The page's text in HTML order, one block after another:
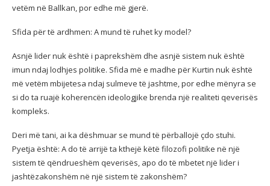
vetëm në Ballkan, por edhe më gjerë.
Sfida për të ardhmen: A mund të ruhet ky model?
Asnjë lider nuk është i paprekshëm dhe asnjë sistem nuk është
imun ndaj lodhjes politike. Sfida më e madhe për Kurtin nuk është
më vetëm mbijetesa ndaj sulmeve të jashtme, por edhe mënyra se
si do ta ruajë koherencën ideologjike brenda një realiteti qeverisës
kompleks.
Deri më tani, ai ka dëshmuar se mund të përballojë çdo stuhi.
Pyetja është: A do të arrijë ta kthejë këtë filozofi politike në një
sistem të qëndrueshëm qeverisës, apo do të mbetet një lider i
jashtëzakonshëm në një sistem të zakonshëm?